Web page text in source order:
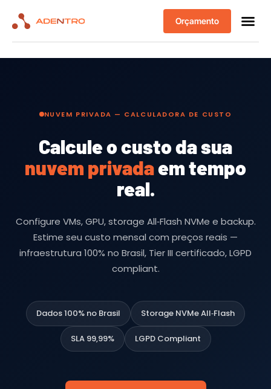
Orçamento
NUVEM PRIVADA — CALCULADORA DE CUSTO
Calcule o custo da sua
nuvem privadaem tempo
real.
Configure VMs, GPU, storage All‑Flash NVMe e backup.
Estime seu custo mensal com preços reais —
infraestrutura 100% no Brasil, Tier III certificado, LGPD
compliant.
Dados 100% no Brasil Storage NVMe All‑Flash
SLA 99,99% LGPD Compliant